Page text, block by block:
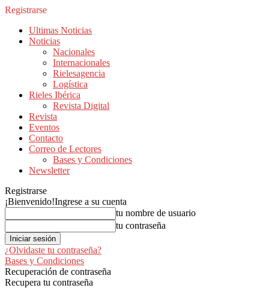
Registrarse
Ultimas Noticias
Noticias
Nacionales
Internacionales
Rielesagencia
Logística
Rieles Ibérica
Revista Digital
Revista
Eventos
Contacto
Correo de Lectores
Bases y Condiciones
Newsletter
Registrarse
¡Bienvenido!Ingrese a su cuenta
tu nombre de usuario
tu contraseña
¿Olvidaste tu contraseña?
Bases y Condiciones
Recuperación de contraseña
Recupera tu contraseña